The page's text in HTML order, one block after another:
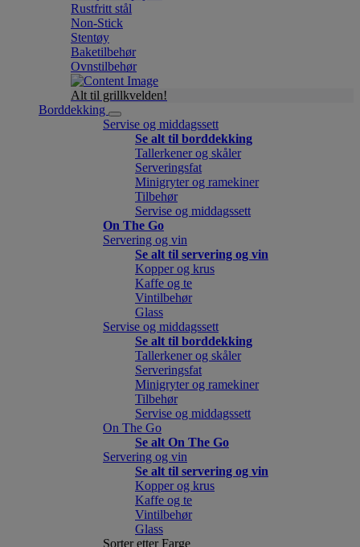
Rustfritt stål
Non-Stick
Stentøy
Baketilbehør
Ovnstilbehør
Alt til grillkvelden!
Borddekking
Servise og middagssett
Se alt til borddekking
Tallerkener og skåler
Serveringsfat
Minigryter og ramekiner
Tilbehør
Servise og middagssett
On The Go
Servering og vin
Se alt til servering og vin
Kopper og krus
Kaffe og te
Vintilbehør
Glass
Servise og middagssett
Se alt til borddekking
Tallerkener og skåler
Serveringsfat
Minigryter og ramekiner
Tilbehør
Servise og middagssett
On The Go
Se alt On The Go
Servering og vin
Se alt til servering og vin
Kopper og krus
Kaffe og te
Vintilbehør
Glass
Sorter etter Farge